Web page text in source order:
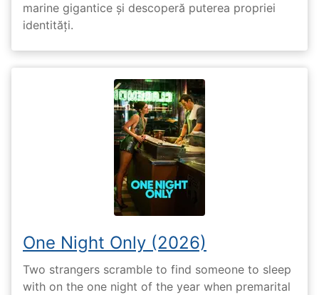
marine gigantice și descoperă puterea propriei
identități.
One Night Only (2026)
Two strangers scramble to find someone to sleep
with on the one night of the year when premarital